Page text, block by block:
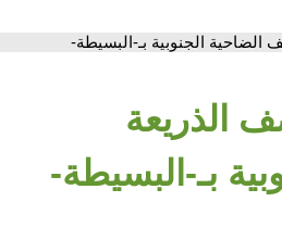
الضاحية الجنوبية بـ-البسيطة-
الذريعة
بـ-البسيطة-